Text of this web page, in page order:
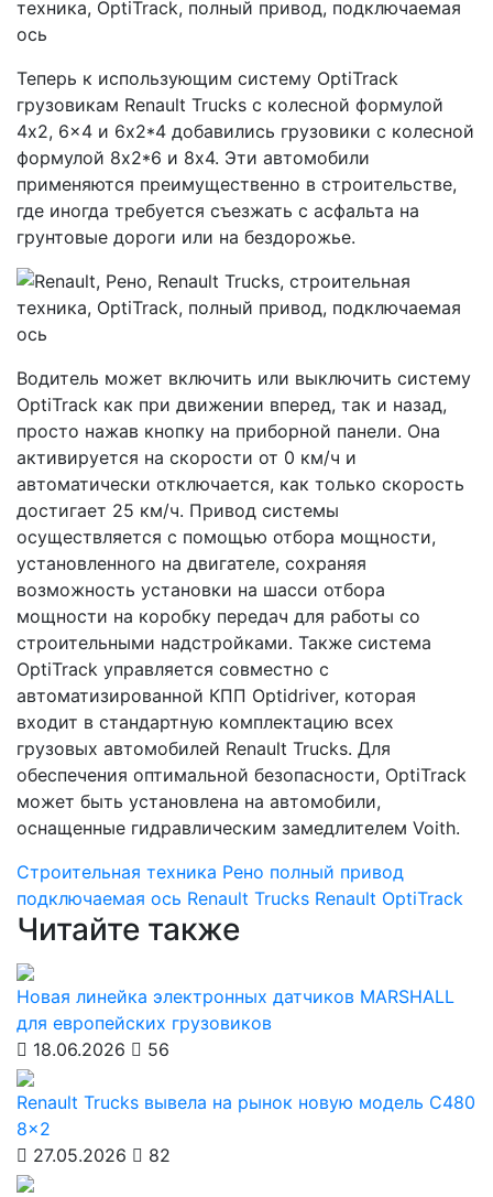
Теперь к использующим систему OptiTrack
грузовикам Renault Trucks с колесной формулой
4x2, 6x4 и 6x2*4 добавились грузовики с колесной
формулой 8x2*6 и 8х4. Эти автомобили
применяются преимущественно в строительстве,
где иногда требуется съезжать с асфальта на
грунтовые дороги или на бездорожье.
Водитель может включить или выключить систему
OptiTrack как при движении вперед, так и назад,
просто нажав кнопку на приборной панели. Она
активируется на скорости от 0 км/ч и
автоматически отключается, как только скорость
достигает 25 км/ч. Привод системы
осуществляется с помощью отбора мощности,
установленного на двигателе, сохраняя
возможность установки на шасси отбора
мощности на коробку передач для работы со
строительными надстройками. Также система
OptiTrack управляется совместно с
автоматизированной КПП Optidriver, которая
входит в стандартную комплектацию всех
грузовых автомобилей Renault Trucks. Для
обеспечения оптимальной безопасности, OptiTrack
может быть установлена на автомобили,
оснащенные гидравлическим замедлителем Voith.
Строительная техника Рено полный привод
подключаемая ось Renault Trucks Renault OptiTrack
Читайте также
Новая линейка электронных датчиков MARSHALL
для европейских грузовиков
18.06.2026
56
Renault Trucks вывела на рынок новую модель C480
8×2
27.05.2026
82